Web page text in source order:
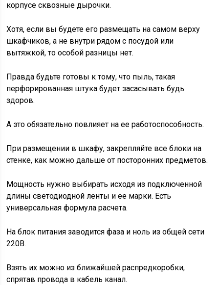
корпусе сквозные дырочки.
Хотя, если вы будете его размещать на самом верху
шкафчиков, а не внутри рядом с посудой или
вытяжкой, то особой разницы нет.
Правда будьте готовы к тому, что пыль, такая
перфорированная штука будет засасывать будь
здоров.
А это обязательно повлияет на ее работоспособность.
При размещении в шкафу, закрепляйте все блоки на
стенке, как можно дальше от посторонних предметов.
Мощность нужно выбирать исходя из подключенной
длины светодиодной ленты и ее марки. Есть
универсальная формула расчета.
На блок питания заводится фаза и ноль из общей сети
220В.
Взять их можно из ближайшей распредкоробки,
спрятав провода в кабель канал.